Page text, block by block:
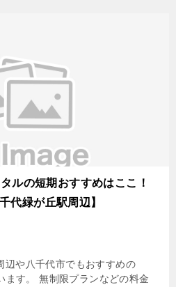
ルの短期おすすめはここ！
代緑が丘駅周辺】
辺や八千代市でもおすすめの
ます。 無制限プランなどの料金